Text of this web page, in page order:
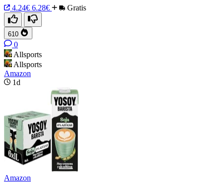
4.24€ 6.28€ Gratis
610
0
Allsports
Allsports
Amazon
1d
Amazon